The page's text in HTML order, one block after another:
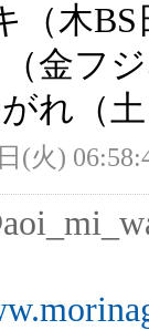
（木BS
金フ
れ（
(火)